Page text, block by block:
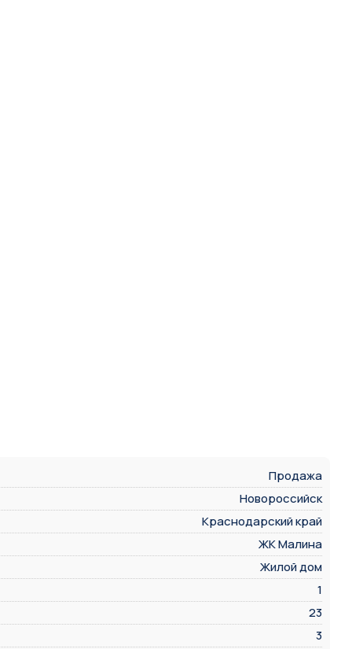
Продажа
Новороссийск
Краснодарский край
ЖК Малина
Жилой дом
1
23
3